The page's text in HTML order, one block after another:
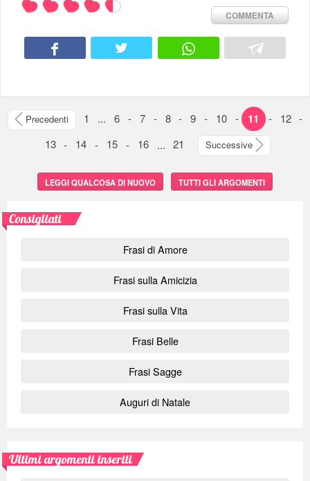
COMMENTA
Precedenti 1 ... 6 - 7 - 8 - 9 - 10 - 11 - 12 -
13 - 14 - 15 - 16 ... 21 Successive
LEGGI QUALCOSA DI NUOVO TUTTI GLI ARGOMENTI
Consigliati
Frasi di Amore
Frasi sulla Amicizia
Frasi sulla Vita
Frasi Belle
Frasi Sagge
Auguri di Natale
Ultimi argomenti inseriti